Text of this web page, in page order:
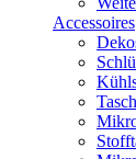
Accessoires